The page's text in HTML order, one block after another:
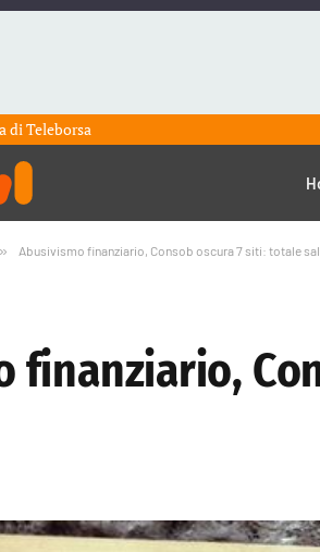
diTeleborsa
» Abusivismo finanziario, Consob oscura 7 siti: totale
finanziario,